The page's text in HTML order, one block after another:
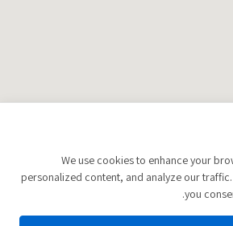
We use cookies to enhance your
personalized content, and analyze our
you